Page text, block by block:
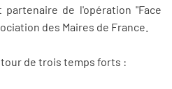
de l'opération "Face
des Maires de France.
de trois temps forts :